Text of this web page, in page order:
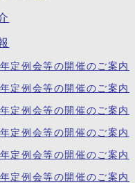
定例会等の開催のご案内
定例会等の開催のご案内
定例会等の開催のご案内
定例会等の開催のご案内
定例会等の開催のご案内
定例会等の開催のご案内